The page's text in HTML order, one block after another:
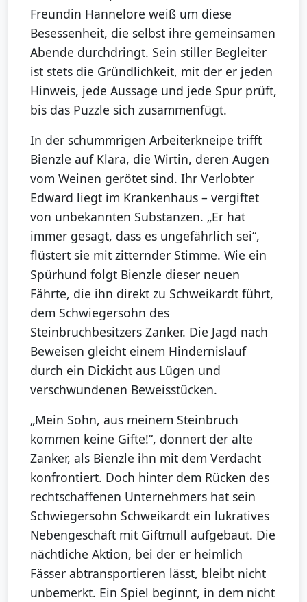
Freundin Hannelore weiß um diese
Besessenheit, die selbst ihre gemeinsamen
Abende durchdringt. Sein stiller Begleiter
ist stets die Gründlichkeit, mit der er jeden
Hinweis, jede Aussage und jede Spur prüft,
bis das Puzzle sich zusammenfügt.
In der schummrigen Arbeiterkneipe trifft
Bienzle auf Klara, die Wirtin, deren Augen
vom Weinen gerötet sind. Ihr Verlobter
Edward liegt im Krankenhaus – vergiftet
von unbekannten Substanzen. „Er hat
immer gesagt, dass es ungefährlich sei“,
flüstert sie mit zitternder Stimme. Wie ein
Spürhund folgt Bienzle dieser neuen
Fährte, die ihn direkt zu Schweikardt führt,
dem Schwiegersohn des
Steinbruchbesitzers Zanker. Die Jagd nach
Beweisen gleicht einem Hindernislauf
durch ein Dickicht aus Lügen und
verschwundenen Beweisstücken.
„Mein Sohn, aus meinem Steinbruch
kommen keine Gifte!“, donnert der alte
Zanker, als Bienzle ihn mit dem Verdacht
konfrontiert. Doch hinter dem Rücken des
rechtschaffenen Unternehmers hat sein
Schwiegersohn Schweikardt ein lukratives
Nebengeschäft mit Giftmüll aufgebaut. Die
nächtliche Aktion, bei der er heimlich
Fässer abtransportieren lässt, bleibt nicht
unbemerkt. Ein Spiel beginnt, in dem nicht